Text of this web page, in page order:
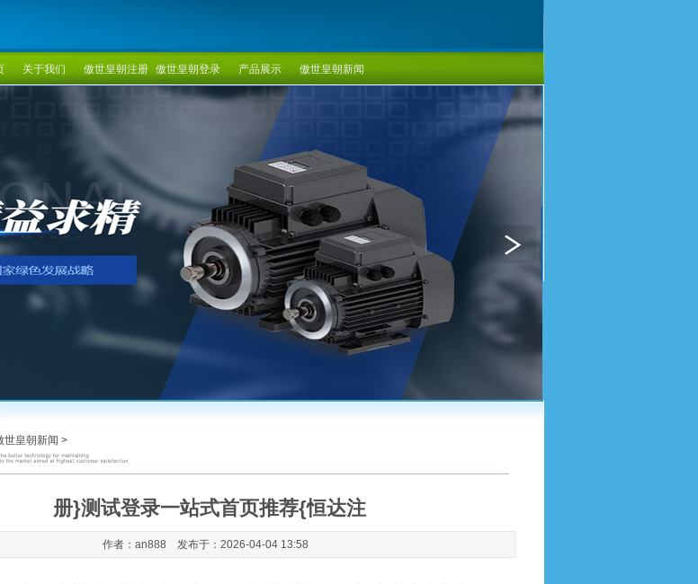
关于我们 傲世皇朝注册 傲世皇朝登录 产品展示 傲世皇朝新闻
世皇朝新闻 >
册}测试登录一站式首页推荐{恒达注
作者：an888 发布于：2026-04-04 13:58